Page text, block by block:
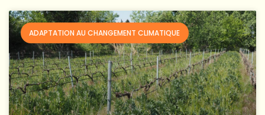
ADAPTATION AU CHANGEMENT CLIMATIQUE